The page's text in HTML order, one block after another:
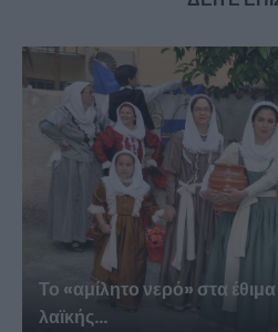
Το «αμίλητο νερό» στα
λαϊκής...